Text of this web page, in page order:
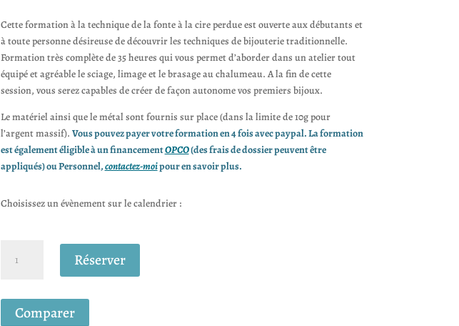
Cette formation à la technique de la fonte à la cire perdue est ouverte aux débutants et
à toute personne désireuse de découvrir les techniques de bijouterie traditionnelle.
Formation très complète de 35 heures qui vous permet d’aborder dans un atelier tout
équipé et agréable le sciage, limage et le brasage au chalumeau. A la fin de cette
session, vous serez capables de créer de façon autonome vos premiers bijoux.
Le matériel ainsi que le métal sont fournis sur place (dans la limite de 10g pour
l’argent massif). Vous pouvez payer votre formation en 4 fois avec paypal. La formation
est également éligible à un financementOPCO(des frais de dossier peuvent être
appliqués) ou Personnel,contactez-moipour en savoir plus.
Choisissez un évènement sur le calendrier :
de
Réserver
Comparer